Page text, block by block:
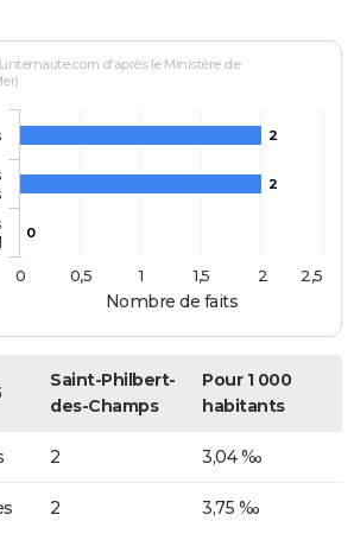
Nombre de faits
d'après le Ministère de
2
2
0
0
0,5 1 1,5 2 2,5
Saint-Philbert-
des-Champs
Pour 1 000
habitants
2 3,04 ‰
2 3,75 ‰